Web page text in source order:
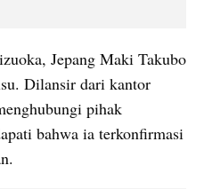
Jepang Maki Takubo
Dilansir dari kantor
pihak
bahwa ia terkonfirmasi